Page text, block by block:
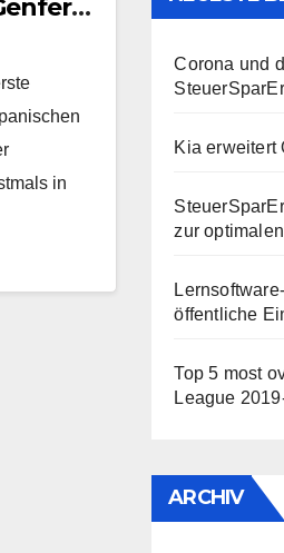
in
Corona und
Kia erweitert
zur
öffentliche
Top 5 most
League
ARCHIV